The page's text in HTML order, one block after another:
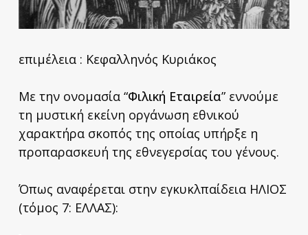
επιμέλεια : Κεφαλληνός Κυριάκος
Με την ονομασία “Φιλική Εταιρεία” εννούμε
τη μυστική εκείνη οργάνωση εθνικού
χαρακτήρα σκοπός της οποίας υπήρξε η
προπαρασκευή της εθνεγερσίας του γένους.
Όπως αναφέρεται στην εγκυκλπαίδεια ΗΛΙΟΣ
(τόμος 7: ΕΛΛΑΣ):